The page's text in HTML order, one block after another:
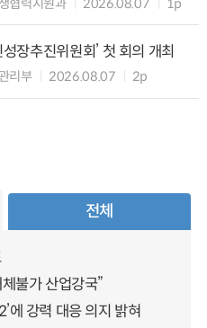
협력지원과 2026.08.07 1p
장추진위원회’ 첫 회의 개최
리부 2026.08.07 2p
전체
불가 산업강국”
에 강력 대응 의지 밝혀